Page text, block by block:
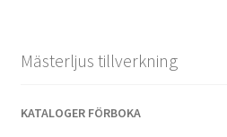
Mästerljus tillverkning
KATALOGER FÖRBOKA